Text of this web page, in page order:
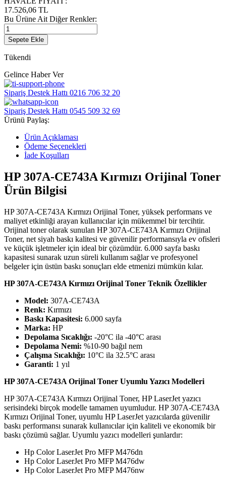
17.526,06 TL
Bu Ürüne Ait Diğer Renkler:
Sepete Ekle
Tükendi
Gelince Haber Ver
Sipariş Destek Hattı 0216 706 32 20
Sipariş Destek Hattı 0545 509 32 69
Ürünü Paylaş:
Ürün Açıklaması
Ödeme Seçenekleri
İade Koşulları
HP 307A-CE743A Kırmızı Orijinal Toner
Ürün Bilgisi
HP 307A-CE743A Kırmızı Orijinal Toner, yüksek performans ve
maliyet etkinliği arayan kullanıcılar için mükemmel bir tercihtir.
Orijinal toner olarak sunulan HP 307A-CE743A Kırmızı Orijinal
Toner, net siyah baskı kalitesi ve güvenilir performansıyla ev ofisleri
ve küçük işletmeler için ideal bir çözümdür. 6.000 sayfa baskı
kapasitesi sunarak uzun süreli kullanım sağlar ve profesyonel
belgeler için üstün baskı sonuçları elde etmenizi mümkün kılar.
HP 307A-CE743A Kırmızı Orijinal Toner Teknik Özellikler
Model: 307A-CE743A
Renk: Kırmızı
Baskı Kapasitesi: 6.000 sayfa
Marka: HP
Depolama Sıcaklığı: -20°C ila -40°C arası
Depolama Nemi: %10-90 bağıl nem
Çalışma Sıcaklığı: 10°C ila 32.5°C arası
Garanti: 1 yıl
HP 307A-CE743A Orijinal Toner Uyumlu Yazıcı Modelleri
HP 307A-CE743A Kırmızı Orijinal Toner, HP LaserJet yazıcı
serisindeki birçok modelle tamamen uyumludur. HP 307A-CE743A
Kırmızı Orijinal Toner, uyumlu HP LaserJet yazıcılarda güvenilir
baskı performansı sunarak kullanıcılar için kaliteli ve ekonomik bir
baskı çözümü sağlar. Uyumlu yazıcı modelleri şunlardır:
Hp Color LaserJet Pro MFP M476dn
Hp Color LaserJet Pro MFP M476dw
Hp Color LaserJet Pro MFP M476nw